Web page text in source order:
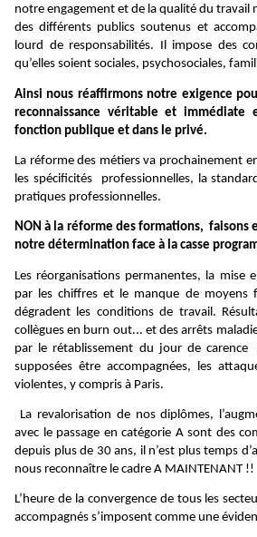
notre engagement et de la qualité du travail
des différents publics soutenus et
lourd de responsabilités. Il impose des
qu’elles soient sociales, psychosociales,
Ainsi nous réaffirmons notre exigence
reconnaissance véritable et immédiate
fonction publique et dans le privé.
La réforme des métiers va prochainement
les spécificités professionnelles, la
pratiques professionnelles.
NON à la réforme des formations, faisons
notre détermination face à la casse
Les réorganisations permanentes, la mise
par les chiffres et le manque de moyens
dégradent les conditions de travail.
collègues en burn out... et des arrêts
par le rétablissement du jour de carence
supposées être accompagnées, les
violentes, y compris à Paris.
La revalorisation de nos diplômes,
avec le passage en catégorie A sont des
depuis plus de 30 ans, il n’est plus temps
nous reconnaître le cadre A MAINTENANT !!
L’heure de la convergence de tous les
accompagnés s’imposent comme une